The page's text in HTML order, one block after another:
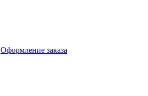
Оформление заказа